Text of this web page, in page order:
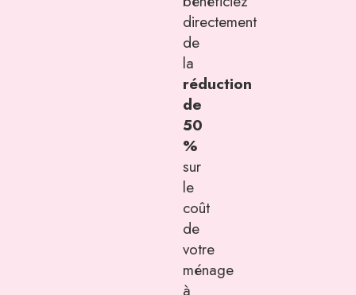
directement
de
la
réduction
de
50
%
sur
le
coût
de
votre
ménage
à